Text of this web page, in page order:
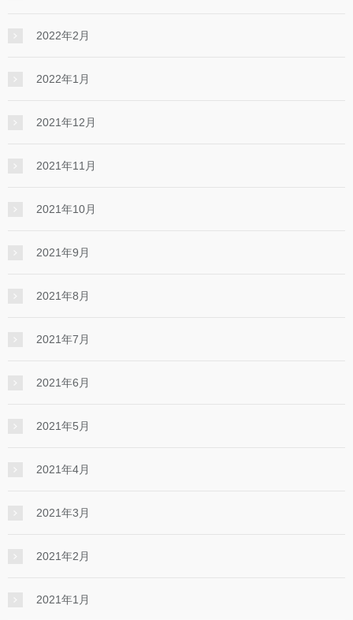
2022年2月
2022年1月
2021年12月
2021年11月
2021年10月
2021年9月
2021年8月
2021年7月
2021年6月
2021年5月
2021年4月
2021年3月
2021年2月
2021年1月